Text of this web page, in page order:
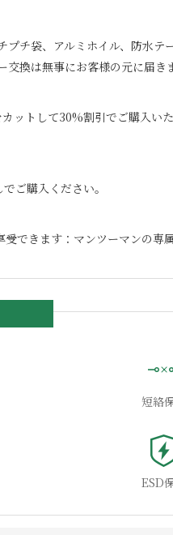
チ袋、アルミホイル、防水テ
換は無事にお客様の元に届き
ットして30%割引でご購入い
ご購入ください。
できます：マンツーマンの専
短絡
ESD